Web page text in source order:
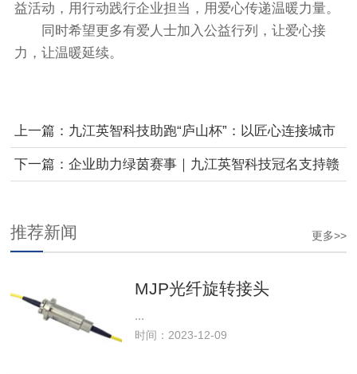
益活动，用行动践行企业担当，用爱心传递温暖力量。
同时希望更多有爱人士加入公益行列，让爱心接
力，让温暖延续。
上一篇：九江英智科技助跑“庐山杯”：以匠心连接城市
脉搏，共赴九江人文奔跑之约
下一篇：企业助力绿茵赛事｜九江英智科技冠名支持赣
更多>>
推荐新闻
MJP光纤旋转接头
...
时间：2023-12-09